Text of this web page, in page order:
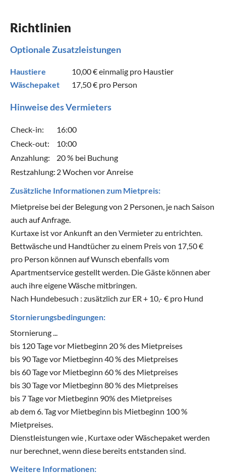
Richtlinien
Optionale Zusatzleistungen
Haustiere 10,00 €einmalig pro Haustier
Wäschepaket
17,50 € pro Person
Hinweise des Vermieters
Check-in:
16:00
Check-out:
10:00
Anzahlung:
20 % bei Buchung
Restzahlung: 2 Wochen vor Anreise
Zusätzliche Informationen zum Mietpreis:
Mietpreise bei der Belegung von 2 Personen, je nach Saison
auch auf Anfrage.
Kurtaxe ist vor Ankunft an den Vermieter zu entrichten.
Bettwäsche und Handtücher zu einem Preis von 17,50 €
pro Person können auf Wunsch ebenfalls vom
Apartmentservice gestellt werden. Die Gäste können aber
auch ihre eigene Wäsche mitbringen.
Nach Hundebesuch : zusätzlich zur ER + 10,- € pro Hund
Stornierungsbedingungen:
Stornierung ...
bis 120 Tage vor Mietbeginn 20 % des Mietpreises
bis 90 Tage vor Mietbeginn 40 % des Mietpreises
bis 60 Tage vor Mietbeginn 60 % des Mietpreises
bis 30 Tage vor Mietbeginn 80 % des Mietpreises
bis 7 Tage vor Mietbeginn 90% des Mietpreises
ab dem 6. Tag vor Mietbeginn bis Mietbeginn 100 %
Mietpreises.
Dienstleistungen wie , Kurtaxe oder Wäschepaket werden
nur berechnet, wenn diese bereits entstanden sind.
Weitere Informationen: